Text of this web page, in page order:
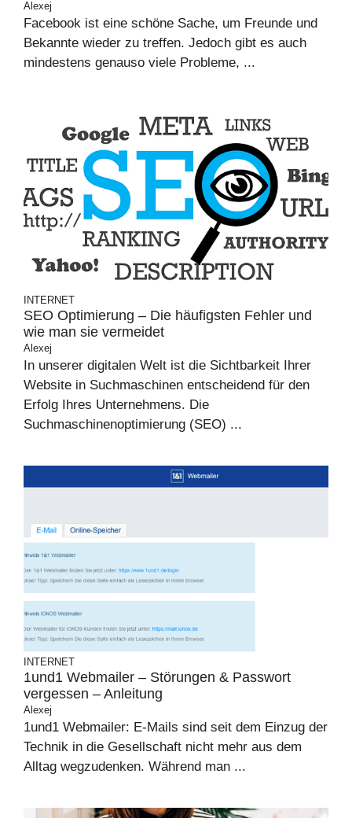
Alexej
Facebook ist eine schöne Sache, um Freunde und
Bekannte wieder zu treffen. Jedoch gibt es auch
mindestens genauso viele Probleme, ...
INTERNET
SEO Optimierung – Die häufigsten Fehler und
wie man sie vermeidet
Alexej
In unserer digitalen Welt ist die Sichtbarkeit Ihrer
Website in Suchmaschinen entscheidend für den
Erfolg Ihres Unternehmens. Die
Suchmaschinenoptimierung (SEO) ...
INTERNET
1und1 Webmailer – Störungen & Passwort
vergessen – Anleitung
Alexej
1und1 Webmailer: E-Mails sind seit dem Einzug der
Technik in die Gesellschaft nicht mehr aus dem
Alltag wegzudenken. Während man ...